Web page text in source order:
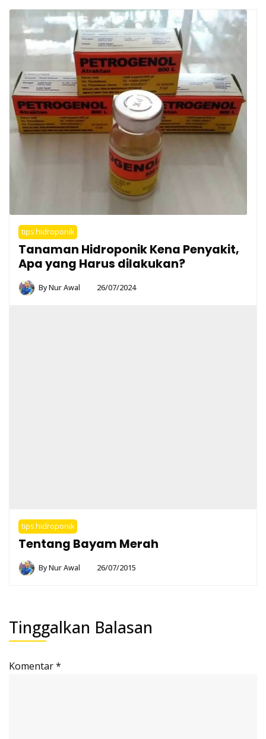
tips hidroponik
Tanaman Hidroponik Kena Penyakit,
Apa yang Harus dilakukan?
ByNur Awal 26/07/2024
tips hidroponik
Tentang Bayam Merah
ByNur Awal 26/07/2015
Tinggalkan Balasan
Komentar*